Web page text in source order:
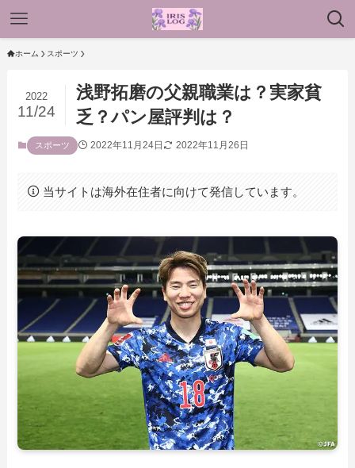
ホーム スポーツ
浅野拓磨の父親職業は？実家貧
乏？パン屋評判は？
2022
11/24
スポーツ 2022年11月24日 2022年11月26日
当サイトは海外在住者に向けて発信しています。